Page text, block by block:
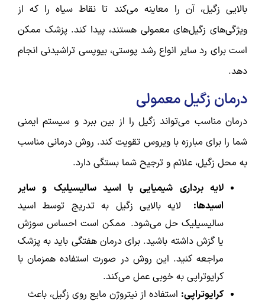
بالایی زگیل، آن را معاینه می‌کند تا نقاط سیاه را که از
ویژگی‌های زگیل‌های معمولی هستند، پیدا کند. پزشک ممکن
است برای رد سایر انواع رشد پوستی، بیوپسی تراشیدنی انجام
دهد.
درمان زگیل معمولی
درمان مناسب می‌تواند زگیل را از بین ببرد و سیستم ایمنی
شما را برای مبارزه با ویروس تقویت کند. روش درمانی مناسب
به محل زگیل، علائم و ترجیح شما بستگی دارد.
لایه برداری شیمیایی با اسید سالیسیلیک و سایر
اسیدها:
لایه بالایی زگیل به تدریج توسط اسید
سالیسیلیک حل می‌شود. ممکن است احساس سوزش
یا گزش داشته باشید. برای درمان هفتگی باید به پزشک
مراجعه کنید. این روش در صورت استفاده همزمان با
کرایوتراپی به خوبی عمل می‌کند.
کرایوتراپی: استفاده از نیتروژن مایع روی زگیل، باعث